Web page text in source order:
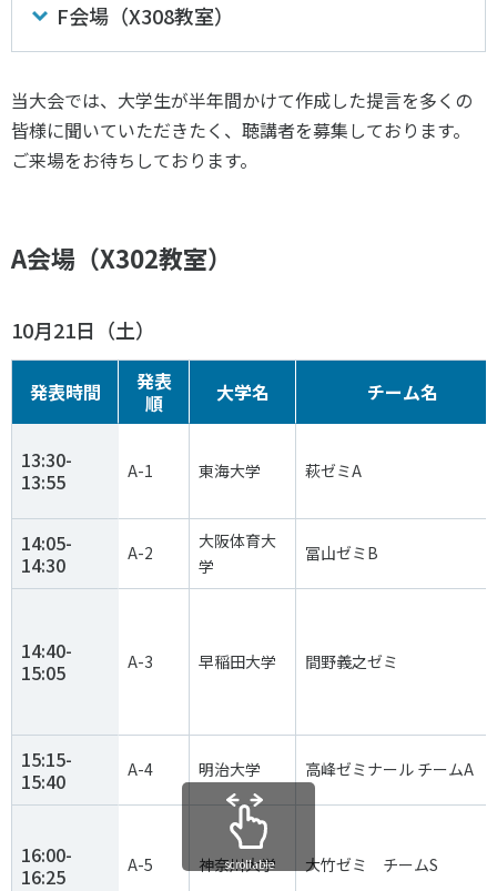
個人情報保護方針
ソーシャルメディア運営方針
社会づくり
自治体との連携
各教育機関との連携
SPORT POLICY INCUBATOR ―スポーツ政策の『卵』 ―
Sport Topics
スポーツ 歴史の検証
スポーツ辞典
SSF BOOKS
F会場（X308教室）
当大会では、大学生が半年間かけて作成した提言を多くの
皆様に聞いていただきたく、聴講者を募集しております。
ご来場をお待ちしております。
A会場（X302教室）
10月21日（土）
発表時間
発表
順
大学名 チーム名
13:30-
13:55
A-1 東海大学 萩ゼミA
14:05-
14:30
A-2
大阪体育大
学
冨山ゼミB
14:40-
15:05
A-3 早稲田大学 間野義之ゼミ
15:15-
15:40
A-4 明治大学 高峰ゼミナール チームA
16:00-
16:25
A-5 神奈川大学 大竹ゼミ チームS
scrollable